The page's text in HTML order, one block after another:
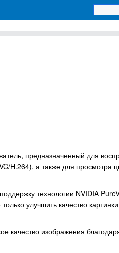
предназначенный для
H.264), а также для просмотра
технологии NVIDIA
улучшить качество
качество изображения